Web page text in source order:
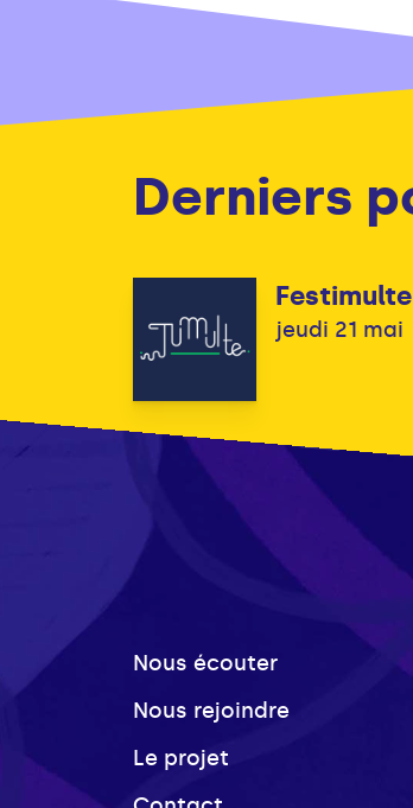
Derniers
Festimulte
jeudi 21 mai
Nous écouter
Nous rejoindre
Le projet